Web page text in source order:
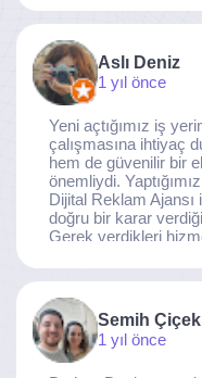
Aslı Deniz
1 yıl önce
Yeni açtığımız iş
çalışmasına ihtiyaç
hem de güvenilir bir
önemliydi.
Dijital Reklam Ajansı
doğru bir karar
Gerek verdikleri
noktaya ulaştı.
ekibine gönülden
Semih Çiçek
1 yıl önce